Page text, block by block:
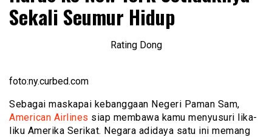
Sekali Seumur Hidup
Rating Dong
foto:ny.curbed.com
Sebagai maskapai kebanggaan Negeri Paman Sam,
American Airlines siap membawa kamu menyusuri lika-
liku Amerika Serikat. Negara adidaya satu ini memang